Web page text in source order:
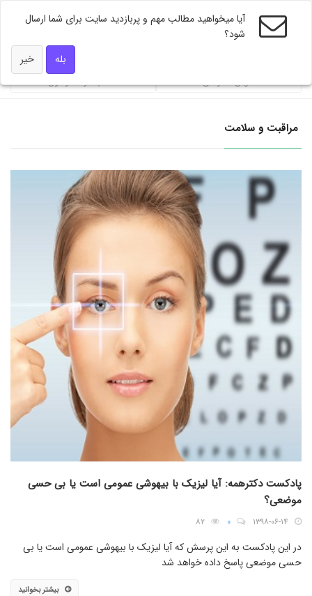
محاسبه گر فشار خون
شاخص توده بندی BMI
مراقبت و سلامت
پادکست دکترهمه: آیا لیزیک با بیهوشی عمومی است یا بی حسی
موضعی؟
۱۳۹۸-۰۶-۱۴ ۰ ۸۲
در این پادکست به این پرسش که آیا لیزیک با بیهوشی عمومی است یا بی
حسی موضعی پاسخ داده خواهد شد
بیشتر بخوانید
آیا میخواهید مطالب مهم و پربازدید سایت برای شما ارسال
شود؟
بله
خیر